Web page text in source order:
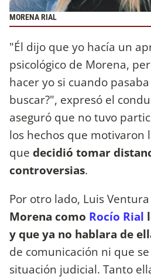
MORENA RIAL
"Él dijo que yo hacía un
psicológico de Morena,
hacer yo si cuando
buscar?", expresó el
aseguró que no tuvo
los hechos que motivaron
que decidió tomar
controversias.
Por otro lado, Luis
Morena como Rocío Rial
y que ya no hablara de
de comunicación ni que
situación judicial. Tanto